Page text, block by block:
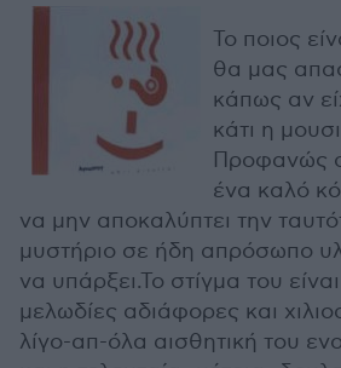
Το ποιος
θα μας
κάπως αν
κάτι η
Προφανώς
ένα καλό
να μην αποκαλύπτει την
μυστήριο σε ήδη απρόσωπο
να υπάρξει.Το στίγμα του
μελωδίες αδιάφορες και
λίγο-απ-όλα αισθητική του